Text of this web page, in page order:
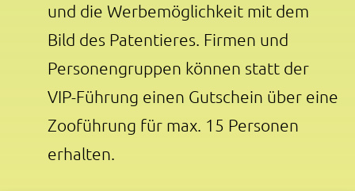
und die Werbemöglichkeit mit dem
Bild des Patentieres. Firmen und
Personengruppen können statt der
VIP-Führung einen Gutschein über eine
Zooführung für max. 15 Personen
erhalten.